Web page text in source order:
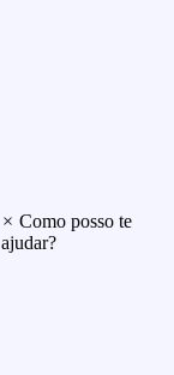
× Como posso te
ajudar?